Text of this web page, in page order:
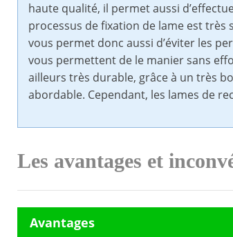
haute qualité, il permet aussi
processus de fixation de lame est très
vous permet donc aussi d’éviter les
vous permettent de le manier sans
ailleurs très durable, grâce à un très
abordable. Cependant, les lames de
Les avantages et